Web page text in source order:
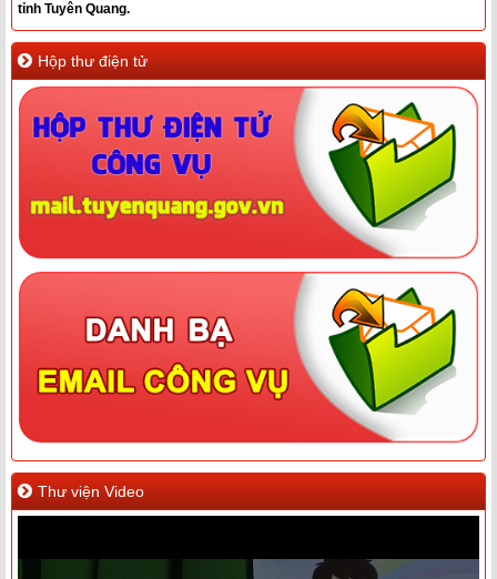
tỉnh Tuyên Quang.
Hộp thư điện tử
Thư viện Video